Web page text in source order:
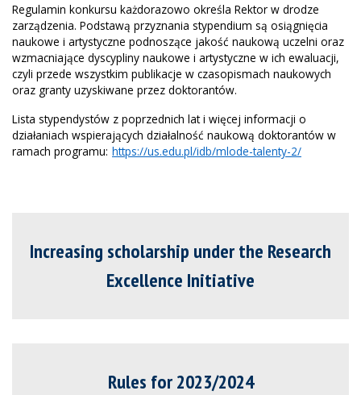
Regulamin konkursu każdorazowo określa Rektor w drodze
zarządzenia. Podstawą przyznania stypendium są osiągnięcia
naukowe i artystyczne podnoszące jakość naukową uczelni oraz
wzmacniające dyscypliny naukowe i artystyczne w ich ewaluacji,
czyli przede wszystkim publikacje w czasopismach naukowych
oraz granty uzyskiwane przez doktorantów.
Lista stypendystów z poprzednich lat i więcej informacji o
działaniach wspierających działalność naukową doktorantów w
ramach programu: https://us.edu.pl/idb/mlode-talenty-2/
Increasing scholarship under the Research
Excellence Initiative
Rules for 2023/2024